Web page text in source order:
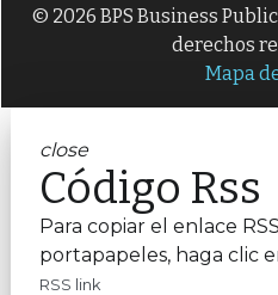
© 2026 BPS Business
derechos
Mapa
close
Código Rss
Para copiar el enlace
portapapeles, haga clic
RSS link